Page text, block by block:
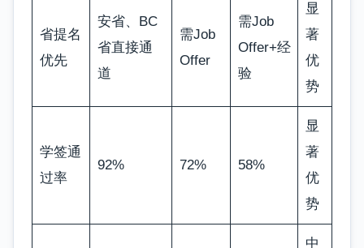
省提名
优先
安省、BC
省直接通
道
需Job
Offer
需Job
Offer+经
验
显
著
优
势
学签通
过率
92% 72% 58%
显
著
优
势
中